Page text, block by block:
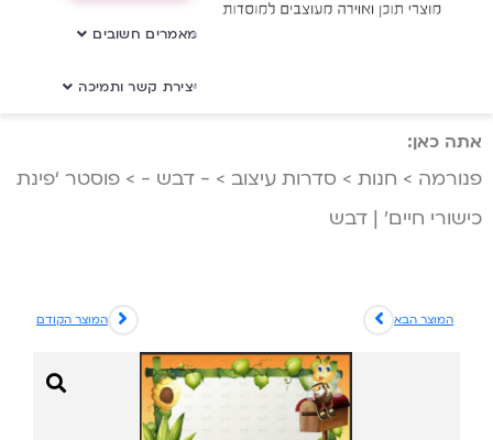
מאמרים חשובים
יצירת קשר ותמיכה
אתה כאן:
פנורמה > חנות > סדרות עיצוב > - דבש - > פוסטר ‘פינת
כישורי חיים’ | דבש
המוצר הקודם המוצר הבא